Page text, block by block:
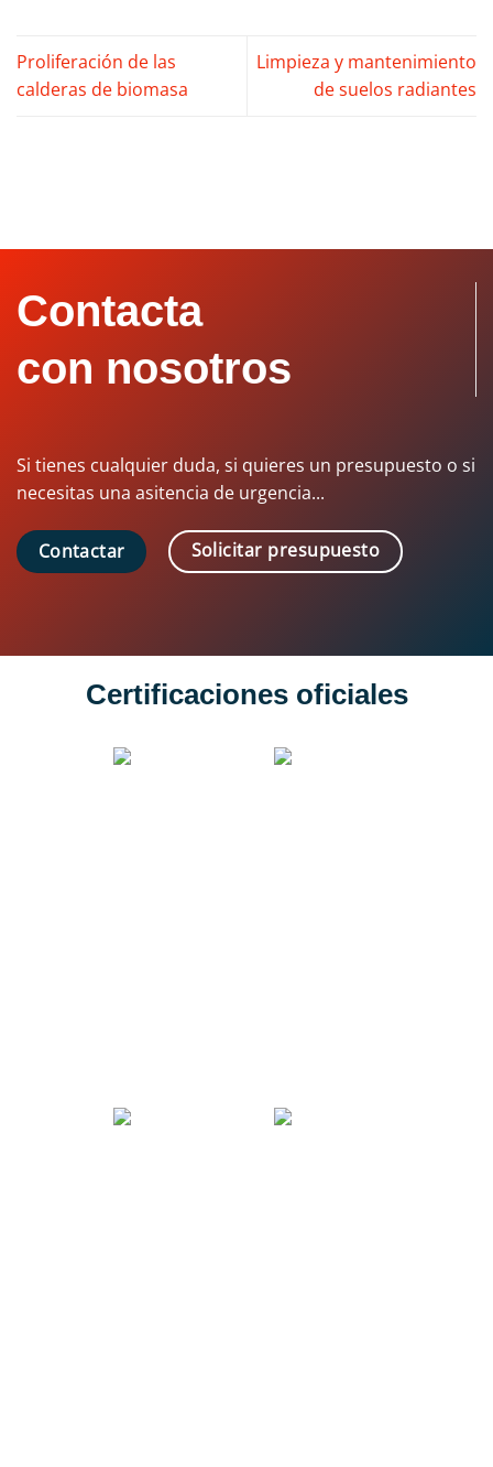
Proliferación de las
calderas de biomasa
Limpieza y mantenimiento
de suelos radiantes
Contacta
con nosotros
Si tienes cualquier duda, si quieres un presupuesto o si
necesitas una asitencia de urgencia...
Contactar Solicitar presupuesto
Certificaciones oficiales